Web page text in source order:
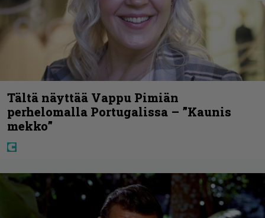
Tältä näyttää Vappu Pimiän
perhelomalla Portugalissa – ”Kaunis
mekko”